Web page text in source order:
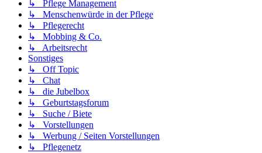
↳ Pflege Management
↳ Menschenwürde in der Pflege
↳ Pflegerecht
↳ Mobbing & Co.
↳ Arbeitsrecht
Sonstiges
↳ Off Topic
↳ Chat
↳ die Jubelbox
↳ Geburtstagsforum
↳ Suche / Biete
↳ Vorstellungen
↳ Werbung / Seiten Vorstellungen
↳ Pflegenetz